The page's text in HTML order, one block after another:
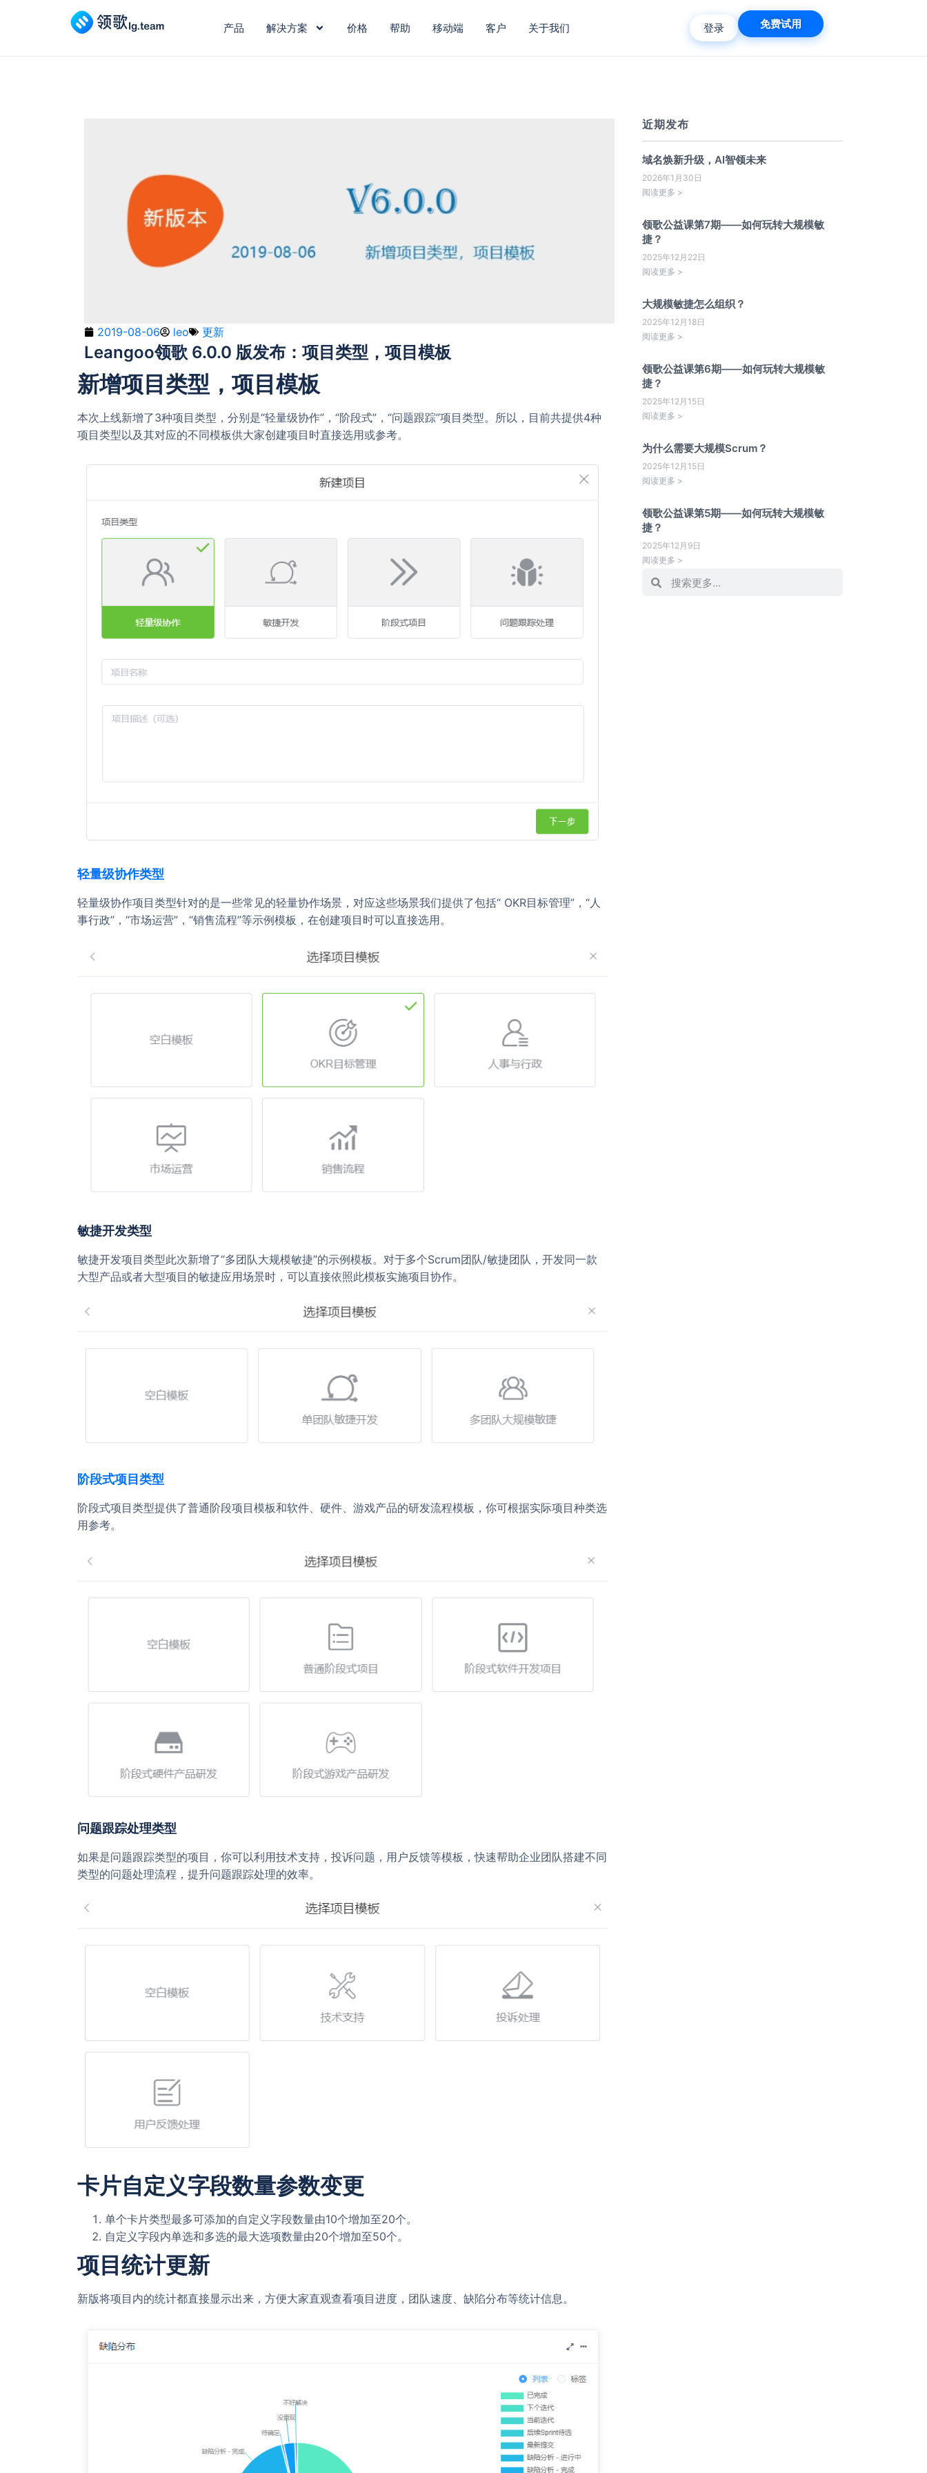
产品 解决方案 价格 帮助 移动端 客户 关于我们 登录 免费试用
2019-08-06 leo 更新
Leangoo领歌 6.0.0 版发布：项目类型，项目模板
新增项目类型，项目模板
本次上线新增了3种项目类型，分别是“轻量级协作”，“阶段式”，“问题跟踪”项目类型。所以，目前共提供4种
项目类型以及其对应的不同模板供大家创建项目时直接选用或参考。
轻量级协作类型
轻量级协作项目类型针对的是一些常见的轻量协作场景，对应这些场景我们提供了包括“ OKR目标管理”，“人
事行政”，“市场运营”，“销售流程”等示例模板，在创建项目时可以直接选用。
敏捷开发类型
敏捷开发项目类型此次新增了“多团队大规模敏捷”的示例模板。对于多个Scrum团队/敏捷团队，开发同一款
大型产品或者大型项目的敏捷应用场景时，可以直接依照此模板实施项目协作。
阶段式项目类型
阶段式项目类型提供了普通阶段项目模板和软件、硬件、游戏产品的研发流程模板，你可根据实际项目种类选
用参考。
问题跟踪处理类型
如果是问题跟踪类型的项目，你可以利用技术支持，投诉问题，用户反馈等模板，快速帮助企业团队搭建不同
类型的问题处理流程，提升问题跟踪处理的效率。
卡片自定义字段数量参数变更
单个卡片类型最多可添加的自定义字段数量由10个增加至20个。
自定义字段内单选和多选的最大选项数量由20个增加至50个。
项目统计更新
新版将项目内的统计都直接显示出来，方便大家直观查看项目进度，团队速度、缺陷分布等统计信息。
近期发布
域名焕新升级，AI智领未来
2026年1月30日
阅读更多 >
领歌公益课第7期——如何玩转大规模敏
捷？
2025年12月22日
阅读更多 >
大规模敏捷怎么组织？
2025年12月18日
阅读更多 >
领歌公益课第6期——如何玩转大规模敏
捷？
2025年12月15日
阅读更多 >
为什么需要大规模Scrum？
2025年12月15日
阅读更多 >
领歌公益课第5期——如何玩转大规模敏
捷？
2025年12月9日
阅读更多 >